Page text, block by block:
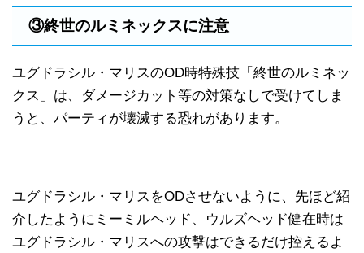
③終世のルミネックスに注意
ユグドラシル・マリスのOD時特殊技「終世のルミネッ
クス」は、ダメージカット等の対策なしで受けてしま
うと、パーティが壊滅する恐れがあります。
ユグドラシル・マリスをODさせないように、先ほど紹
介したようにミーミルヘッド、ウルズヘッド健在時は
ユグドラシル・マリスへの攻撃はできるだけ控えるよ